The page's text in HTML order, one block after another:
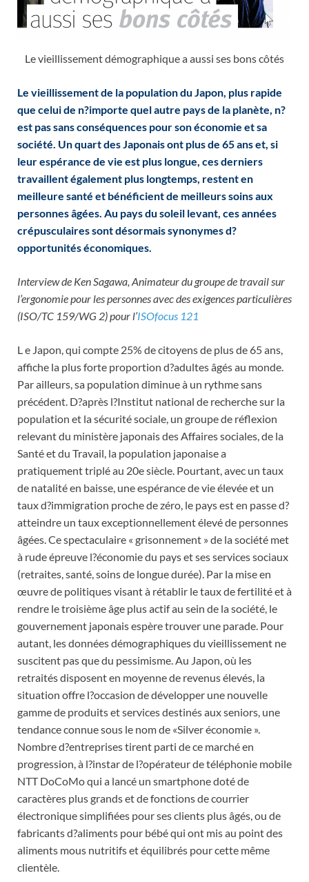
Le vieillissement démographique a aussi ses bons côtés
Le vieillissement de la population du Japon, plus rapide
que celui de n?importe quel autre pays de la planète, n?
est pas sans conséquences pour son économie et sa
société. Un quart des Japonais ont plus de 65 ans et, si
leur espérance de vie est plus longue, ces derniers
travaillent également plus longtemps, restent en
meilleure santé et bénéficient de meilleurs soins aux
personnes âgées. Au pays du soleil levant, ces années
crépusculaires sont désormais synonymes d?
opportunités économiques.
Interview de Ken Sagawa, Animateur du groupe de travail sur
l’ergonomie pour les personnes avec des exigences particulières
(ISO/TC 159/WG 2) pour l’ISOfocus 121
L e Japon, qui compte 25% de citoyens de plus de 65 ans,
affiche la plus forte proportion d?adultes âgés au monde.
Par ailleurs, sa population diminue à un rythme sans
précédent. D?après l?Institut national de recherche sur la
population et la sécurité sociale, un groupe de réflexion
relevant du ministère japonais des Affaires sociales, de la
Santé et du Travail, la population japonaise a
pratiquement triplé au 20e siècle. Pourtant, avec un taux
de natalité en baisse, une espérance de vie élevée et un
taux d?immigration proche de zéro, le pays est en passe d?
atteindre un taux exceptionnellement élevé de personnes
âgées. Ce spectaculaire « grisonnement » de la société met
à rude épreuve l?économie du pays et ses services sociaux
(retraites, santé, soins de longue durée). Par la mise en
œuvre de politiques visant à rétablir le taux de fertilité et à
rendre le troisième âge plus actif au sein de la société, le
gouvernement japonais espère trouver une parade. Pour
autant, les données démographiques du vieillissement ne
suscitent pas que du pessimisme. Au Japon, où les
retraités disposent en moyenne de revenus élevés, la
situation offre l?occasion de développer une nouvelle
gamme de produits et services destinés aux seniors, une
tendance connue sous le nom de «Silver économie ».
Nombre d?entreprises tirent parti de ce marché en
progression, à l?instar de l?opérateur de téléphonie mobile
NTT DoCoMo qui a lancé un smartphone doté de
caractères plus grands et de fonctions de courrier
électronique simplifiées pour ses clients plus âgés, ou de
fabricants d?aliments pour bébé qui ont mis au point des
aliments mous nutritifs et équilibrés pour cette même
clientèle.